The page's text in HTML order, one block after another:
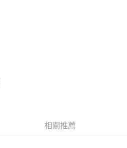
相關推薦